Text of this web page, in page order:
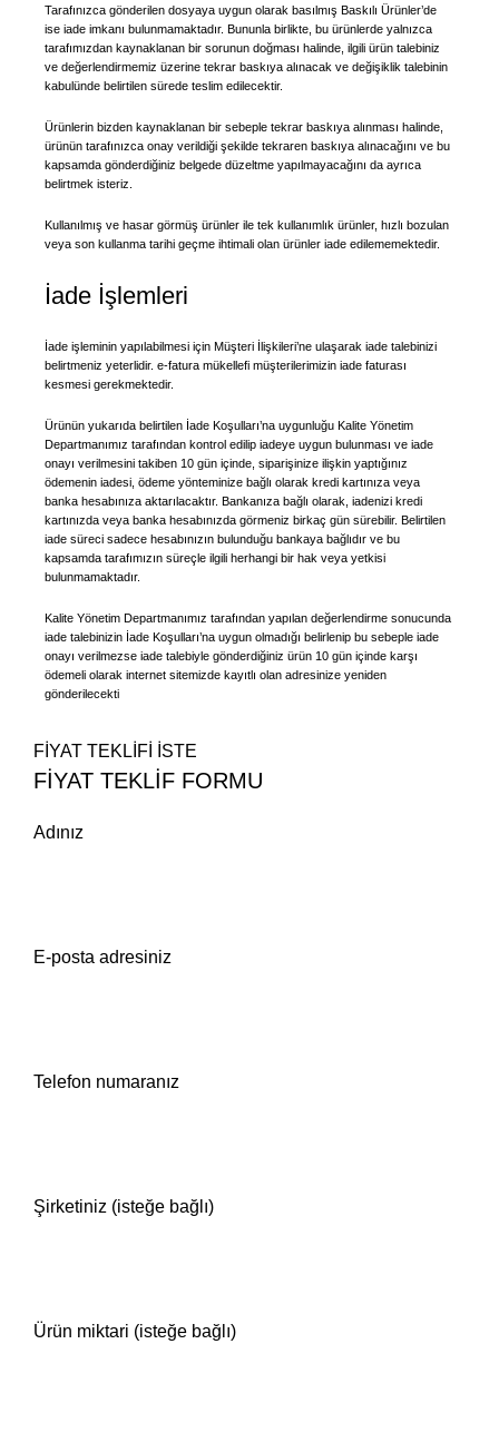
Tarafınızca gönderilen dosyaya uygun olarak basılmış Baskılı Ürünler’de
ise iade imkanı bulunmamaktadır. Bununla birlikte, bu ürünlerde yalnızca
tarafımızdan kaynaklanan bir sorunun doğması halinde, ilgili ürün talebiniz
ve değerlendirmemiz üzerine tekrar baskıya alınacak ve değişiklik talebinin
kabulünde belirtilen sürede teslim edilecektir.
Ürünlerin bizden kaynaklanan bir sebeple tekrar baskıya alınması halinde,
ürünün tarafınızca onay verildiği şekilde tekraren baskıya alınacağını ve bu
kapsamda gönderdiğiniz belgede düzeltme yapılmayacağını da ayrıca
belirtmek isteriz.
Kullanılmış ve hasar görmüş ürünler ile tek kullanımlık ürünler, hızlı bozulan
veya son kullanma tarihi geçme ihtimali olan ürünler iade edilememektedir.
İade İşlemleri
İade işleminin yapılabilmesi için Müşteri İlişkileri’ne ulaşarak iade talebinizi
belirtmeniz yeterlidir. e-fatura mükellefi müşterilerimizin iade faturası
kesmesi gerekmektedir.
Ürünün yukarıda belirtilen İade Koşulları’na uygunluğu Kalite Yönetim
Departmanımız tarafından kontrol edilip iadeye uygun bulunması ve iade
onayı verilmesini takiben 10 gün içinde, siparişinize ilişkin yaptığınız
ödemenin iadesi, ödeme yönteminize bağlı olarak kredi kartınıza veya
banka hesabınıza aktarılacaktır. Bankanıza bağlı olarak, iadenizi kredi
kartınızda veya banka hesabınızda görmeniz birkaç gün sürebilir. Belirtilen
iade süreci sadece hesabınızın bulunduğu bankaya bağlıdır ve bu
kapsamda tarafımızın süreçle ilgili herhangi bir hak veya yetkisi
bulunmamaktadır.
Kalite Yönetim Departmanımız tarafından yapılan değerlendirme sonucunda
iade talebinizin İade Koşulları’na uygun olmadığı belirlenip bu sebeple iade
onayı verilmezse iade talebiyle gönderdiğiniz ürün 10 gün içinde karşı
ödemeli olarak internet sitemizde kayıtlı olan adresinize yeniden
gönderilecekti
FİYAT TEKLİFİ İSTE
FİYAT TEKLİF FORMU
Adınız
E-posta adresiniz
Telefon numaranız
Şirketiniz (isteğe bağlı)
Ürün miktari (isteğe bağlı)